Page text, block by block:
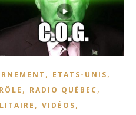
, ETATS-UNIS,
, RADIO QUÉBEC ,
, VIDÉOS,